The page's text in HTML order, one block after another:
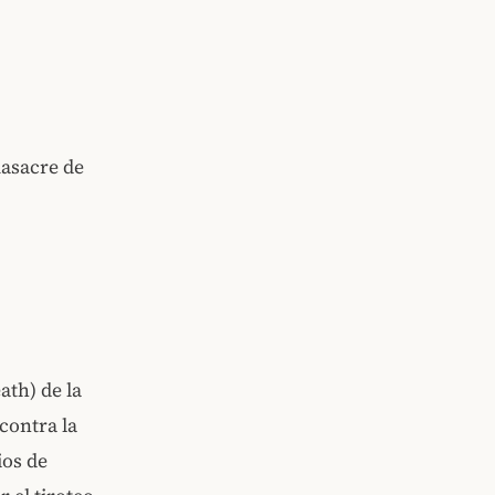
de
de la
la
de